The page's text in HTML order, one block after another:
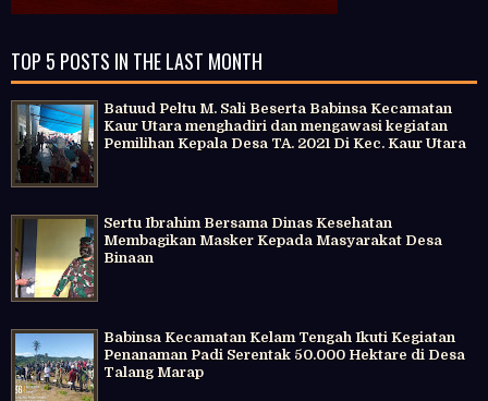
TOP 5 POSTS IN THE LAST MONTH
Batuud Peltu M. Sali Beserta Babinsa Kecamatan
Kaur Utara menghadiri dan mengawasi kegiatan
Pemilihan Kepala Desa TA. 2021 Di Kec. Kaur Utara
Sertu Ibrahim Bersama Dinas Kesehatan
Membagikan Masker Kepada Masyarakat Desa
Binaan
Babinsa Kecamatan Kelam Tengah Ikuti Kegiatan
Penanaman Padi Serentak 50.000 Hektare di Desa
Talang Marap